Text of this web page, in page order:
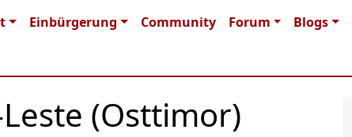
Einbürgerung Community Forum Blogs
(Osttimor)